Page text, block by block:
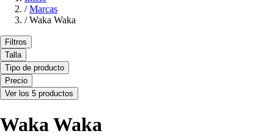
/ Marcas
/ Waka Waka
Filtros
Talla
Tipo de producto
Precio
Ver los 5 productos
Waka Waka